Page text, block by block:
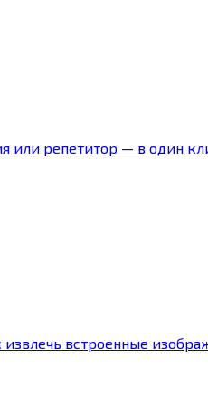
или репетитор — в один
извлечь встроенные